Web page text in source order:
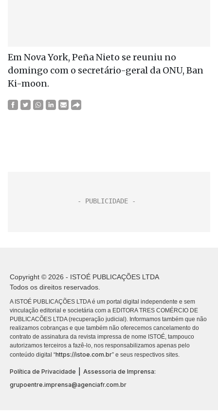
Em Nova York, Peña Nieto se reuniu no
domingo com o secretário-geral da ONU, Ban
Ki-moon.
Copyright © 2026 - ISTOÉ PUBLICAÇÕES LTDA
Todos os direitos reservados.
A ISTOÉ PUBLICAÇÕES LTDA é um portal digital independente e sem
vinculação editorial e societária com a EDITORA TRES COMÉRCIO DE
PUBLICACÕES LTDA (recuperação judicial). Informamos também que não
realizamos cobranças e que também não oferecemos cancelamento do
contrato de assinatura da revista impressa de nome ISTOÉ, tampouco
autorizamos terceiros a fazê-lo, nos responsabilizamos apenas pelo
conteúdo digital “https://istoe.com.br” e seus respectivos sites.
Política de Privacidade
Assessoria de Imprensa:
grupoentre.imprensa@agenciafr.com.br